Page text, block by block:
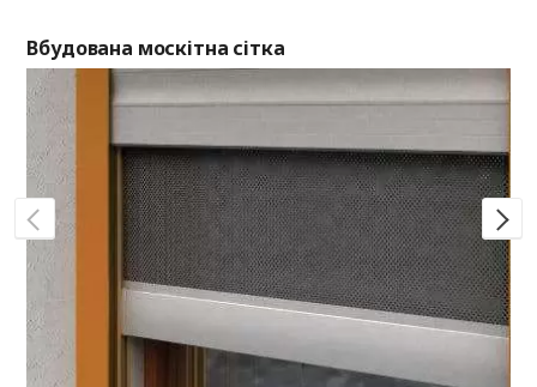
Вбудована москітна сітка